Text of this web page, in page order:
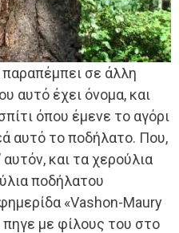
παραπέμπει σε άλλη
αυτό έχει όνομα, και
όπου έμενε το αγόρι
αυτό το ποδήλατο. Που,
και τα χερούλια
ποδήλατου
«Vashon-Maury
με φίλους του στο